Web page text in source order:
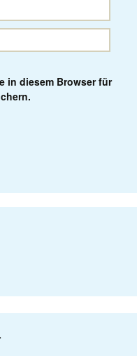
in diesem Browser für